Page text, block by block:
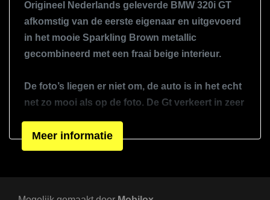
Stuur leder
Stuurbekrachtiging
Bi-xenon koplampen
Buitenspiegels elektrisch inklapbaar
Buitenspiegels elektrisch verstel- en
verwarmbaar
Origineel Nederlands geleverde BMW 320i GT
afkomstig van de eerste eigenaar en uitgevoerd
in het mooie Sparkling Brown metallic
gecombineerd met een fraai beige interieur.
De foto’s liegen er niet om, de auto is in het echt
net zo mooi als op de foto. De Gt verkeert in zeer
Nagenoeg volledig eerste lak en zelfs de
achterbank lijkt nooit gezeten te zijn.
Meer informatie